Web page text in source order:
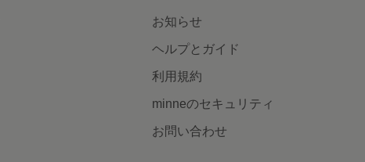
お知らせ
ヘルプとガイド
利用規約
minneのセキュリティ
お問い合わせ